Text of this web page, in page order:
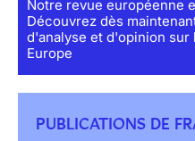
Notre revue européenne
Découvrez dès
d'analyse et d'opinion
Europe
PUBLICATIONS DE